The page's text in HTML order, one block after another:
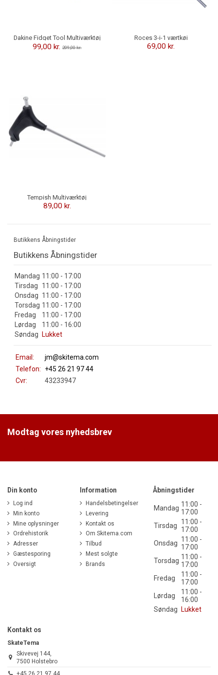
Dakine Fidget Tool Multiværktøj
- Lomme Format
99,00 kr. 209,00 kr.
Roces 3-i-1 værtkøj
69,00 kr.
Tempish Multiværktøj
89,00 kr.
Butikkens Åbningstider
Butikkens Åbningstider
Mandag 11:00 - 17:00
Tirsdag
11:00 - 17:00
Onsdag 11:00 - 17:00
Torsdag 11:00 - 17:00
Fredag
11:00 - 17:00
Lørdag
11:00 - 16:00
Søndag
Lukket
Email:
jm@skitema.com
Telefon:
+45 26 21 97 44
Cvr:
43233947
Modtag vores nyhedsbrev
Din konto
Log ind
Min konto
Mine oplysninger
Ordrehistorik
Adresser
Gæstesporing
Oversigt
Information
Handelsbetingelser
Levering
Kontakt os
Om Skitema.com
Tilbud
Mest solgte
Brands
Åbningstider
Mandag 11:00 -
17:00
Tirsdag
11:00 -
17:00
Onsdag 11:00 -
17:00
Torsdag 11:00 -
17:00
Fredag
11:00 -
17:00
Lørdag
11:00 -
16:00
Søndag
Lukket
Kontakt os
SkateTema
Skivevej 144,
7500 Holstebro
+45 26 21 97 44